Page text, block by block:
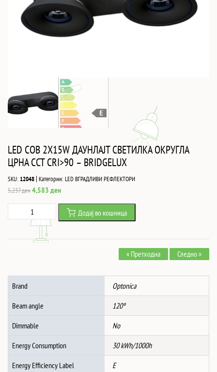
LED COB 2X15W ДАУНЛАЈТ СВЕТИЛКА ОКРУГЛА
ЦРНА CCT CRI>90 – BRIDGELUX
SKU:12048 | Категории:LED ВГРАДЛИВИ РЕФЛЕКТОРИ
5,237денOriginal
was:
5,237 ден.
4,583 денCurrent
price
4,583 ден.
COB
ДАУНЛАЈТ
ЦРНА
CCT
CRI>90
BRIDGELUX
Додај во кошница
« Претходна Следно »
Brand Optonica
Beam angle 120º
Dimmable No
Energy Consumption 30 kWh/1000h
Energy Efficiency Label E